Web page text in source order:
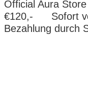
Official Aura
€120,- Sofort
Bezahlung durch